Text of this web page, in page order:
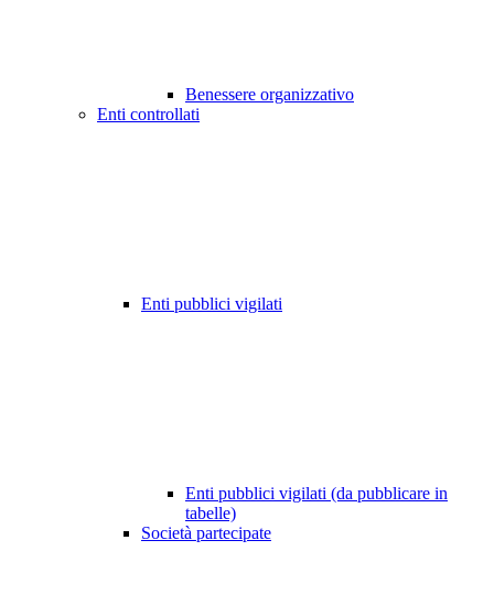
Benessere organizzativo
Enti controllati
Enti pubblici vigilati
Enti pubblici vigilati (da pubblicare in
tabelle)
Società partecipate